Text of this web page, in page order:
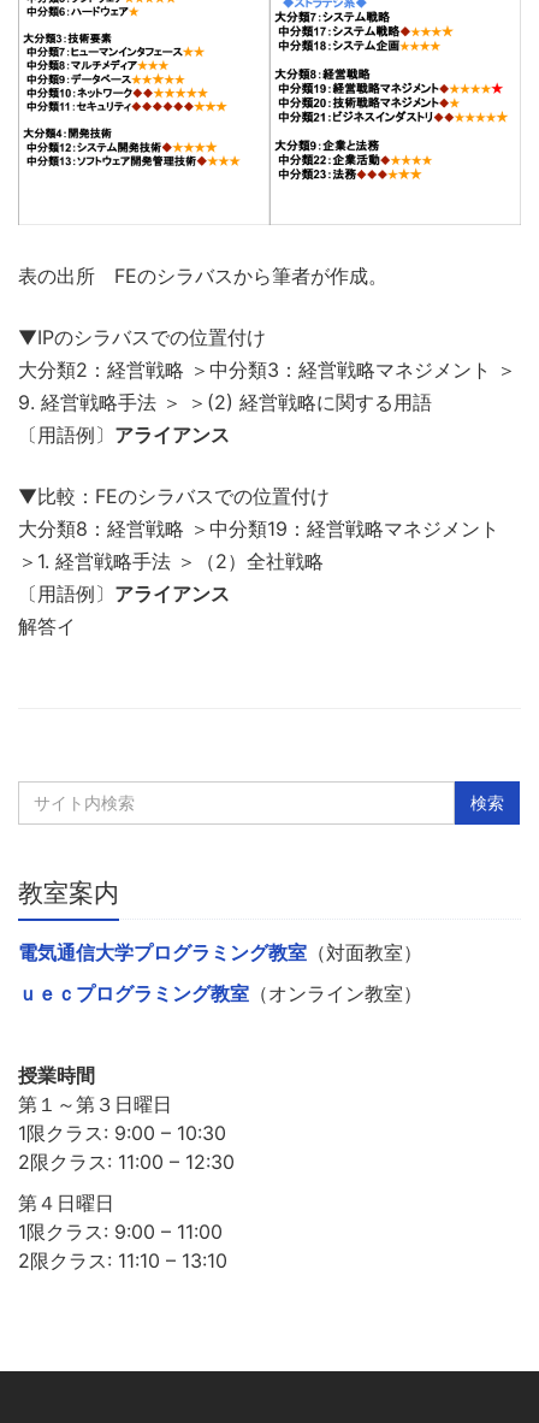
表の出所 FEのシラバスから筆者が作成。
▼IPのシラバスでの位置付け
大分類2：経営戦略 ＞中分類3：経営戦略マネジメント ＞
9. 経営戦略手法 ＞ ＞(2) 経営戦略に関する用語
〔用語例〕 アライアンス
▼比較：FEのシラバスでの位置付け
大分類8：経営戦略 ＞中分類19：経営戦略マネジメント
＞1. 経営戦略手法 ＞（2）全社戦略
〔用語例〕 アライアンス
解答イ
教室案内
電気通信大学プログラミング教室 （対面教室）
ｕｅｃプログラミング教室 （オンライン教室）
授業時間
第１～第３日曜日
1限クラス: 9:00 – 10:30
2限クラス: 11:00 – 12:30
第４日曜日
1限クラス: 9:00 – 11:00
2限クラス: 11:10 – 13:10